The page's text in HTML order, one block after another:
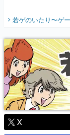
若ゲのいたり〜ゲ
X